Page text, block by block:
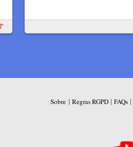
Sobre | Regras RGPD | FAQs |